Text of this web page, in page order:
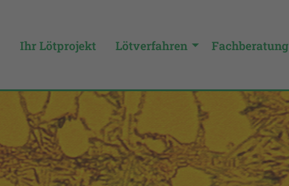
Ihr Lötprojekt Lötverfahren Fachberatung